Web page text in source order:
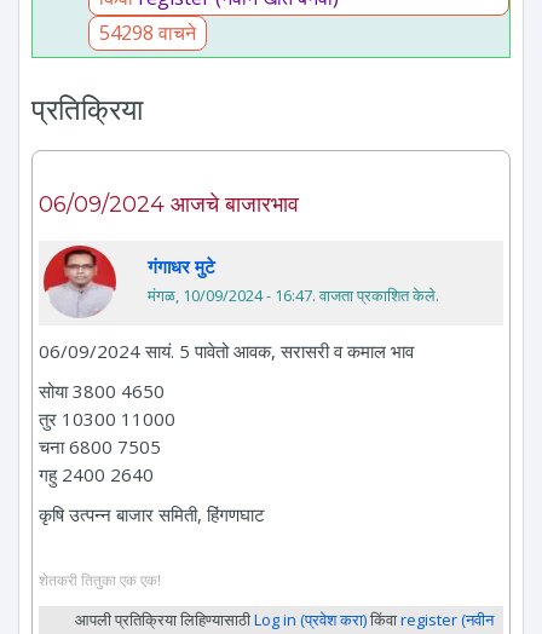
54298 वाचने
प्रतिक्रिया
06/09/2024 आजचे बाजारभाव
गंगाधर मुटे
मंगळ, 10/09/2024 - 16:47. वाजता प्रकाशित केले.
06/09/2024 सायं. 5 पावेतो आवक, सरासरी व कमाल भाव
सोया 3800 4650
तुर 10300 11000
चना 6800 7505
गहु 2400 2640
कृषि उत्पन्न बाजार समिती, हिंगणघाट
शेतकरी तितुका एक एक!
आपली प्रतिक्रिया लिहिण्यासाठीLog in (प्रवेश करा)किंवाregister (नवीन